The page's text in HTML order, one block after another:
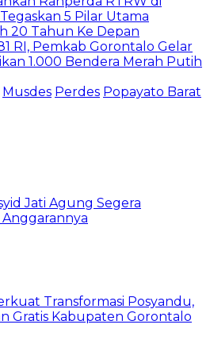
5 Pilar Utama
20 Tahun Ke Depan
RI, Pemkab Gorontalo Gelar
1.000 Bendera Merah Putih
Musdes Perdes Popayato Barat
Jati Agung Segera
Anggarannya
Transformasi Posyandu,
Gratis Kabupaten Gorontalo